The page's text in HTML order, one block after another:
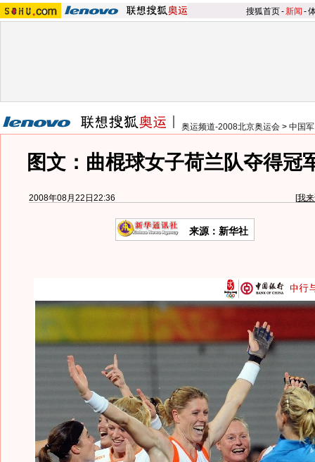
搜狐首页-新闻 -
奥运频道-2008北京奥运会 > 中国
图文：曲棍球女子荷兰队夺得冠
2008年08月22日22:36 [我
来源：新华社